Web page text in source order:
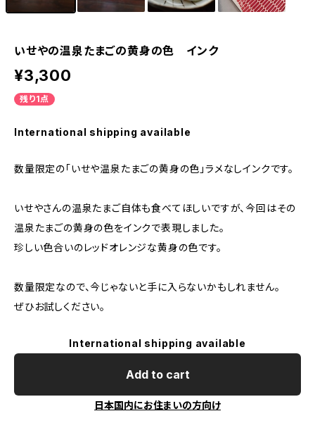
いせやの温泉たまごの黄身の色 インク
¥3,300
残り1点
International shipping available
数量限定の「いせや温泉たまごの黄身の色」ラメなしインクです。
いせやさんの温泉たまご自体も食べてほしいですが、今回はその
温泉たまごの黄身の色をインクで表現しました。
珍しい色合いのレッドオレンジな黄身の色です。
数量限定なので、今じゃないと手に入らないかもしれません。
ぜひお試しください。
International shipping available
Add to cart
日本国内にお住まいの方向け